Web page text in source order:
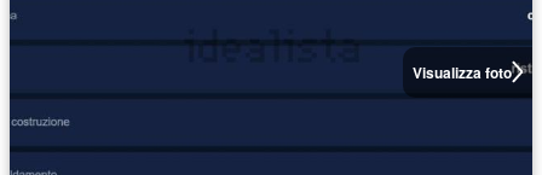
Visualizza foto